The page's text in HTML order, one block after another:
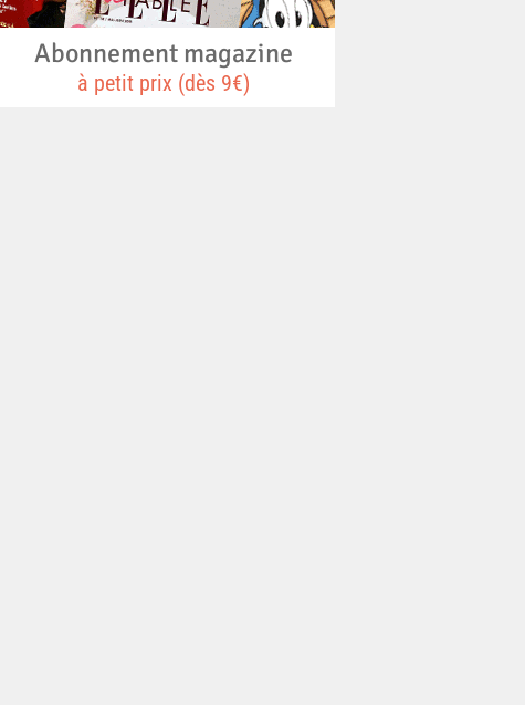
Abonnement magazine
à petit prix (dès 9€)